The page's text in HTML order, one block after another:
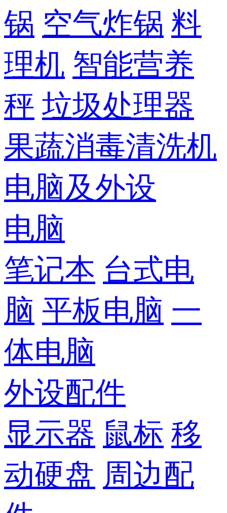
锅 空气炸锅 料
理机 智能营养
秤 垃圾处理器
果蔬消毒清洗机
电脑及外设
电脑
笔记本 台式电
脑 平板电脑 一
体电脑
外设配件
显示器 鼠标 移
动硬盘 周边配